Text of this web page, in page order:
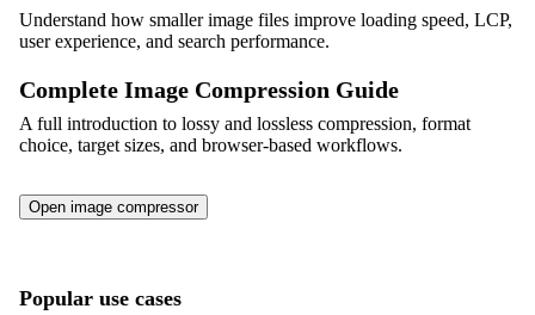
Understand how smaller image files improve loading speed, LCP,
user experience, and search performance.
Complete Image Compression Guide
A full introduction to lossy and lossless compression, format
choice, target sizes, and browser-based workflows.
Open image compressor
Popular use cases